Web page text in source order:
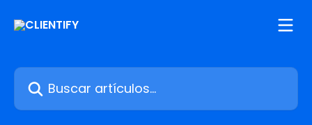
Buscar artículos...